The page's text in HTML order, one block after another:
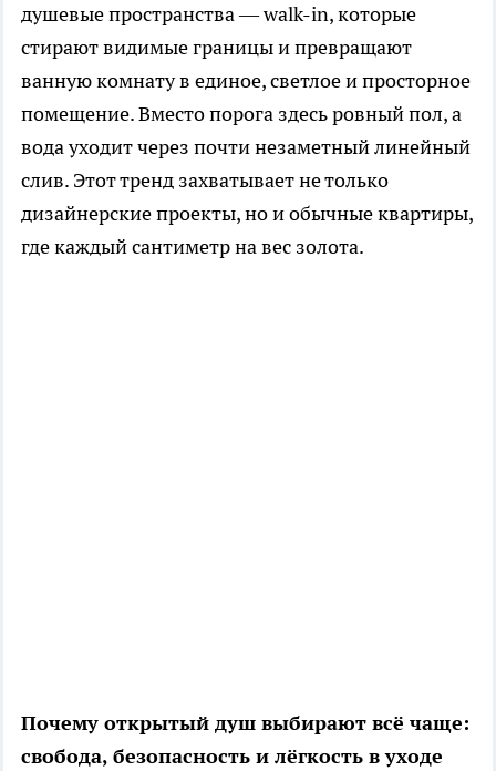
душевые пространства — walk-in, которые
стирают видимые границы и превращают
ванную комнату в единое, светлое и просторное
помещение. Вместо порога здесь ровный пол, а
вода уходит через почти незаметный линейный
слив. Этот тренд захватывает не только
дизайнерские проекты, но и обычные квартиры,
где каждый сантиметр на вес золота.
Почему открытый душ выбирают всё чаще:
свобода, безопасность и лёгкость в уходе